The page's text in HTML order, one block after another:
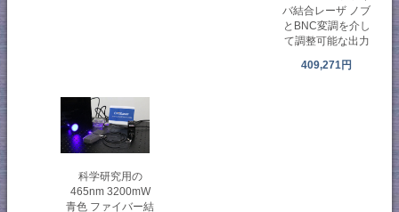
バ結合レーザ ノブ
とBNC変調を介し
て調整可能な出力
409,271円
科学研究用の
465nm 3200mW
青色 ファイバー結